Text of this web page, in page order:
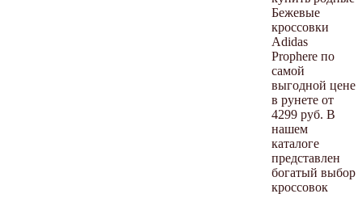
Бежевые
кроссовки
Adidas
Prophere по
самой
выгодной цене
в рунете от
4299 руб. В
нашем
каталоге
представлен
богатый выбор
кроссовок